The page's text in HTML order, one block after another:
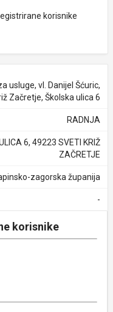
korisnike
usluge, vl. Danijel Šćuric,
Začretje, Školska ulica 6
RADNJA
6, 49223 SVETI KRIŽ
ZAČRETJE
zagorska županija
-
korisnike